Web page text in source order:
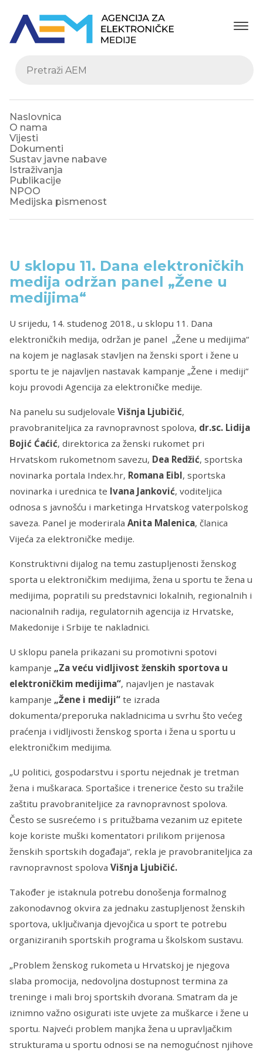
Naslovnica
O nama
Vijesti
Dokumenti
Sustav javne nabave
Istraživanja
Publikacije
NPOO
Medijska pismenost
U sklopu 11. Dana elektroničkih
medija održan panel „Žene u
medijima“
U srijedu, 14. studenog 2018., u sklopu 11. Dana
elektroničkih medija, održan je panel „Žene u medijima“
na kojem je naglasak stavljen na ženski sport i žene u
sportu te je najavljen nastavak kampanje „Žene i mediji“
koju provodi Agencija za elektroničke medije.
Na panelu su sudjelovale Višnja Ljubičić,
pravobraniteljica za ravnopravnost spolova, dr.sc. Lidija
Bojić Ćaćić, direktorica za ženski rukomet pri
Hrvatskom rukometnom savezu, Dea Redžić, sportska
novinarka portala Index.hr, Romana Eibl, sportska
novinarka i urednica te Ivana Janković, voditeljica
odnosa s javnošću i marketinga Hrvatskog vaterpolskog
saveza. Panel je moderirala Anita Malenica, članica
Vijeća za elektroničke medije.
Konstruktivni dijalog na temu zastupljenosti ženskog
sporta u elektroničkim medijima, žena u sportu te žena u
medijima, popratili su predstavnici lokalnih, regionalnih i
nacionalnih radija, regulatornih agencija iz Hrvatske,
Makedonije i Srbije te nakladnici.
U sklopu panela prikazani su promotivni spotovi
kampanje „Za veću vidljivost ženskih sportova u
elektroničkim medijima“, najavljen je nastavak
kampanje „Žene i mediji“ te izrada
dokumenta/preporuka nakladnicima u svrhu što većeg
praćenja i vidljivosti ženskog sporta i žena u sportu u
elektroničkim medijima.
„U politici, gospodarstvu i sportu nejednak je tretman
žena i muškaraca. Sportašice i trenerice često su tražile
zaštitu pravobraniteljice za ravnopravnost spolova.
Često se susrećemo i s pritužbama vezanim uz epitete
koje koriste muški komentatori prilikom prijenosa
ženskih sportskih događaja“, rekla je pravobraniteljica za
ravnopravnost spolova Višnja Ljubičić.
Također je istaknula potrebu donošenja formalnog
zakonodavnog okvira za jednaku zastupljenost ženskih
sportova, uključivanja djevojčica u sport te potrebu
organiziranih sportskih programa u školskom sustavu.
„Problem ženskog rukometa u Hrvatskoj je njegova
slaba promocija, nedovoljna dostupnost termina za
treninge i mali broj sportskih dvorana. Smatram da je
iznimno važno osigurati iste uvjete za muškarce i žene u
sportu. Najveći problem manjka žena u upravljačkim
strukturama u sportu odnosi se na nemogućnost njihove